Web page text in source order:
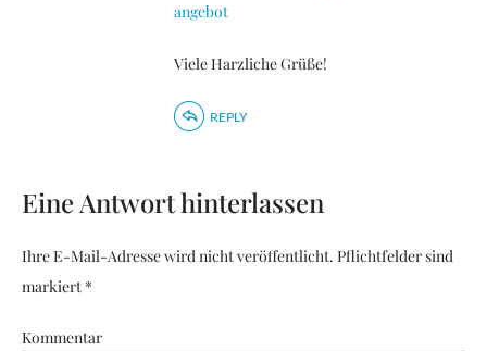
angebot
Viele Harzliche Grüße!
REPLY
Eine Antwort hinterlassen
Ihre E-Mail-Adresse wird nicht veröffentlicht. Pflichtfelder sind
markiert *
Kommentar